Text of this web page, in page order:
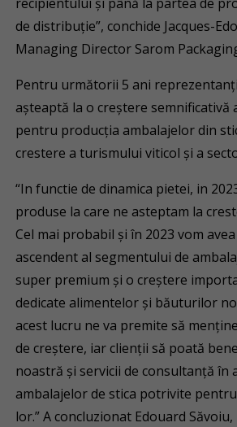
de distribuţie”, conchide Jacques-
Managing Director Sarom
Pentru următorii 5 ani
aşteaptă la o creştere semnificativă
pentru producţia ambalajelor din
crestere a turismului viticol şi a
“In functie de dinamica pietei, in
produse la care ne asteptam la
Cel mai probabil și în 2023 vom
ascendent al segmentului de
super premium și o creștere
dedicate alimentelor și băuturilor
acest lucru ne va premite să
de creștere, iar clienții să poată
noastră și servicii de consultanță în
ambalajelor de stica potrivite
lor.” A concluzionat Edouard